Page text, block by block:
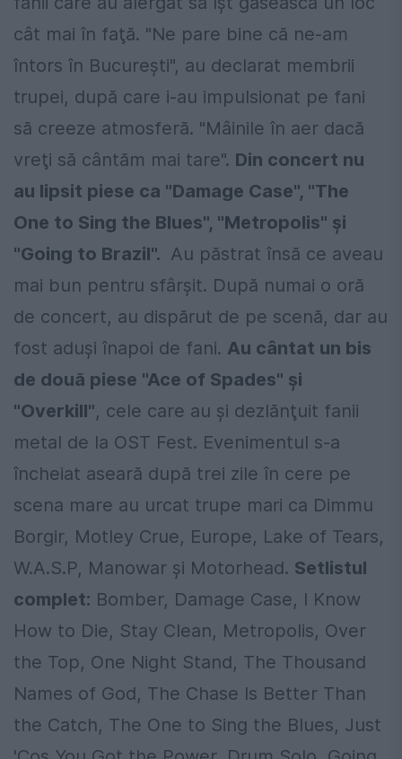
cât mai în faţă. "Ne pare bine că ne-am
întors în Bucureşti", au declarat membrii
trupei, după care i-au impulsionat pe fani
să creeze atmosferă. "Mâinile în aer dacă
vreţi să cântăm mai tare". Din concert nu
au lipsit piese ca "Damage Case", "The
One to Sing the Blues", "Metropolis" şi
"Going to Brazil". Au păstrat însă ce aveau
mai bun pentru sfârşit. După numai o oră
de concert, au dispărut de pe scenă, dar au
fost aduşi înapoi de fani. Au cântat un bis
de două piese "Ace of Spades" şi
"Overkill", cele care au şi dezlănţuit fanii
metal de la OST Fest. Evenimentul s-a
încheiat aseară după trei zile în cere pe
scena mare au urcat trupe mari ca Dimmu
Borgir, Motley Crue, Europe, Lake of Tears,
W.A.S.P, Manowar şi Motorhead. Setlistul
complet: Bomber, Damage Case, I Know
How to Die, Stay Clean, Metropolis, Over
the Top, One Night Stand, The Thousand
Names of God, The Chase Is Better Than
the Catch, The One to Sing the Blues, Just